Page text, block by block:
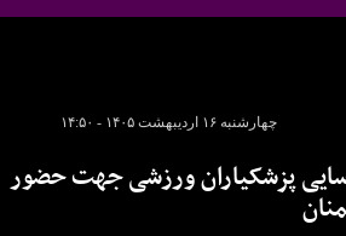
چهارشنبه ۱۶ اردیبهشت ۱۴۰۵ - ۱۴:۵۰
پزشکیاران ورزشی جهت حضور